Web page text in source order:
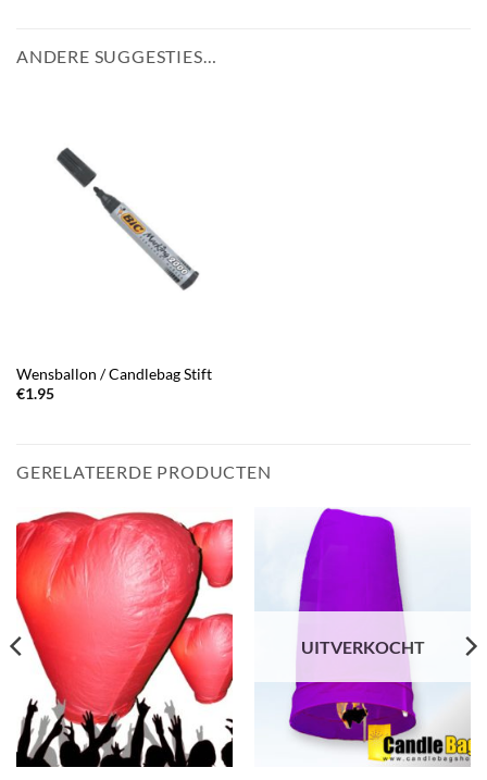
ANDERE SUGGESTIES…
Wensballon / Candlebag Stift
€1.95
GERELATEERDE PRODUCTEN
UITVERKOCHT